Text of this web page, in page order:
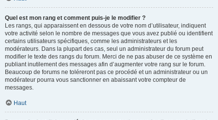
Quel est mon rang et comment puis-je le modifier ?
Les rangs, qui apparaissent en dessous de votre nom d’utilisateur, indiquent
votre activité selon le nombre de messages que vous avez publié ou identifient
certains utilisateurs spécifiques, comme les administrateurs et les
modérateurs. Dans la plupart des cas, seul un administrateur du forum peut
modifier le texte des rangs du forum. Merci de ne pas abuser de ce système en
publiant inutilement des messages afin d’augmenter votre rang sur le forum.
Beaucoup de forums ne toléreront pas ce procédé et un administrateur ou un
modérateur pourra vous sanctionner en abaissant votre compteur de
messages.
Haut